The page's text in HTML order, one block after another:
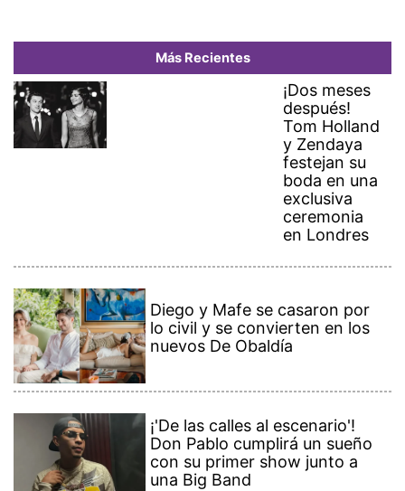
Más Recientes
¡Dos meses
después!
Tom Holland
y Zendaya
festejan su
boda en una
exclusiva
ceremonia
en Londres
Diego y Mafe se casaron por
lo civil y se convierten en los
nuevos De Obaldía
¡'De las calles al escenario'!
Don Pablo cumplirá un sueño
con su primer show junto a
una Big Band